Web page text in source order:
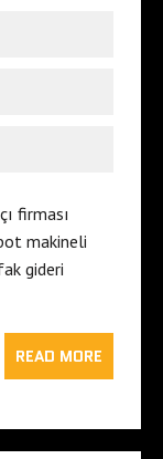
firması
makineli
gideri
READ MORE